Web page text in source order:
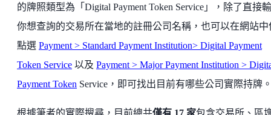
的牌照類型為「Digital Payment Token Service」，除了直接
你想查詢的交易所在當地的註冊公司名稱，也可以在網站中
點選 Payment > Standard Payment Institution> Digital Payment
Token Service 以及 Payment > Major Payment Institution >
Payment Token Service，即可找出目前有哪些公司實際持牌
根據筆者的實際搜尋，目前總共僅有 17 家包含交易所、區